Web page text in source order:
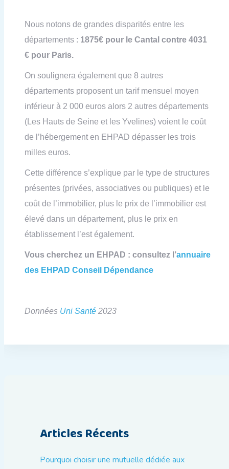
Nous notons de grandes disparités entre les
départements : 1875€ pour le Cantal contre 4031
€ pour Paris.
On soulignera également que 8 autres
départements proposent un tarif mensuel moyen
inférieur à 2 000 euros alors 2 autres départements
(Les Hauts de Seine et les Yvelines) voient le coût
de l’hébergement en EHPAD dépasser les trois
milles euros.
Cette différence s’explique par le type de structures
présentes (privées, associatives ou publiques) et le
coût de l’immobilier, plus le prix de l’immobilier est
élevé dans un département, plus le prix en
établissement l’est également.
Vous cherchez un EHPAD : consultez l’annuaire
des EHPAD Conseil Dépendance
Données Uni Santé 2023
Articles Récents
Pourquoi choisir une mutuelle dédiée aux